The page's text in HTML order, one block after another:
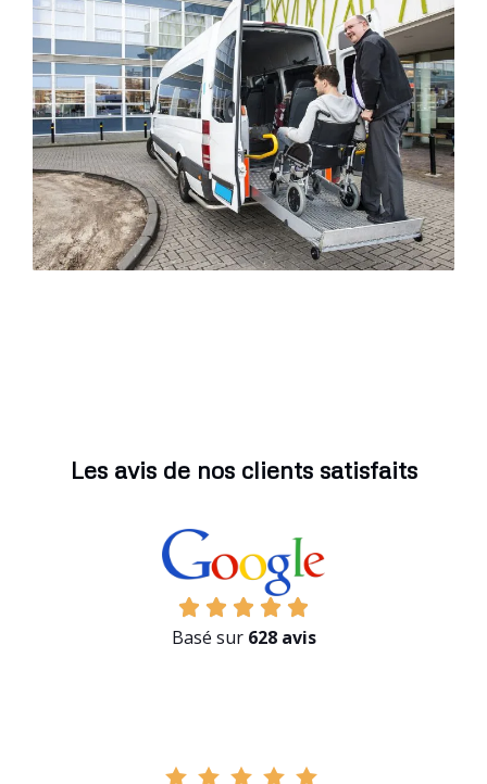
Les avis de nos clients satisfaits
Basé sur 628 avis